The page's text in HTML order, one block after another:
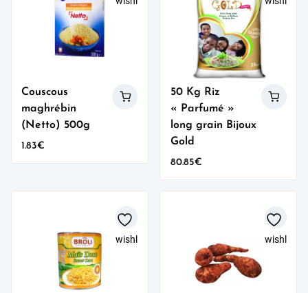
Couscous
maghrébin
(Netto) 500g
1.83€
50 Kg Riz
« Parfumé »
long grain Bijoux
Gold
80.85€
wishlist wishlist